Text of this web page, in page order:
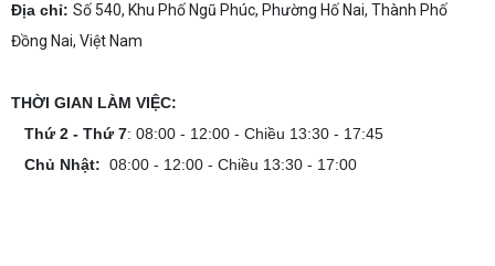
Địa chỉ: Số 540, Khu Phố Ngũ Phúc, Phường Hố Nai, Thành Phố
Đồng Nai, Việt Nam
THỜI GIAN LÀM VIỆC:
Thứ 2 - Thứ 7: 08:00 - 12:00 - Chiều 13:30 - 17:45
Chủ Nhật: 08:00 - 12:00 - Chiều 13:30 - 17:00